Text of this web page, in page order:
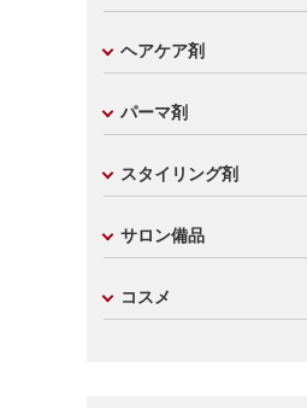
ヘアケア剤
パーマ剤
スタイリング剤
サロン備品
コスメ